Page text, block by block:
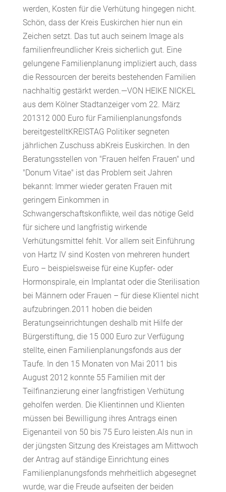
werden, Kosten für die Verhütung hingegen nicht.
Schön, dass der Kreis Euskirchen hier nun ein
Zeichen setzt. Das tut auch seinem Image als
familienfreundlicher Kreis sicherlich gut. Eine
gelungene Familienplanung impliziert auch, dass
die Ressourcen der bereits bestehenden Familien
nachhaltig gestärkt werden.—VON HEIKE NICKEL
aus dem Kölner Stadtanzeiger vom 22. März
201312 000 Euro für Familienplanungsfonds
bereitgestelltKREISTAG Politiker segneten
jährlichen Zuschuss abKreis Euskirchen. In den
Beratungsstellen von "Frauen helfen Frauen" und
"Donum Vitae" ist das Problem seit Jahren
bekannt: Immer wieder geraten Frauen mit
geringem Einkommen in
Schwangerschaftskonflikte, weil das nötige Geld
für sichere und langfristig wirkende
Verhütungsmittel fehlt. Vor allem seit Einführung
von Hartz IV sind Kosten von mehreren hundert
Euro – beispielsweise für eine Kupfer- oder
Hormonspirale, ein Implantat oder die Sterilisation
bei Männern oder Frauen – für diese Klientel nicht
aufzubringen.2011 hoben die beiden
Beratungseinrichtungen deshalb mit Hilfe der
Bürgerstiftung, die 15 000 Euro zur Verfügung
stellte, einen Familienplanungsfonds aus der
Taufe. In den 15 Monaten von Mai 2011 bis
August 2012 konnte 55 Familien mit der
Teilfinanzierung einer langfristigen Verhütung
geholfen werden. Die Klientinnen und Klienten
müssen bei Bewilligung ihres Antrags einen
Eigenanteil von 50 bis 75 Euro leisten.Als nun in
der jüngsten Sitzung des Kreistages am Mittwoch
der Antrag auf ständige Einrichtung eines
Familienplanungsfonds mehrheitlich abgesegnet
wurde, war die Freude aufseiten der beiden